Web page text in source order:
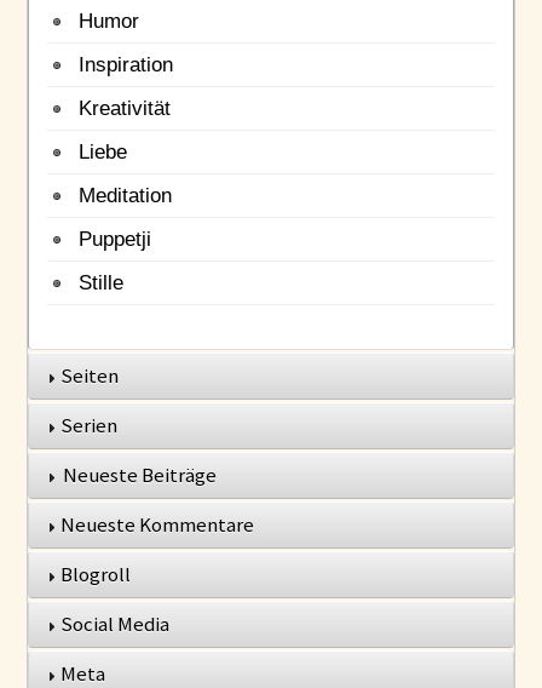
Humor
Inspiration
Kreativität
Liebe
Meditation
Puppetji
Stille
Seiten
Serien
Neueste Beiträge
Neueste Kommentare
Blogroll
Social Media
Meta